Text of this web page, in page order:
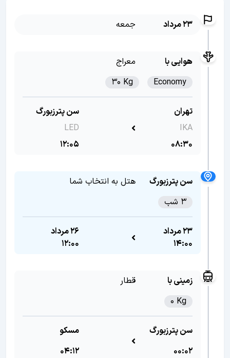
23 مرداد جمعه
هوایی با
معراج
Economy
30 Kg
تهران
IKA
08:30
سن پترزبورگ
LED
12:05
سن پترزبورگ
هتل به انتخاب شما
3 شب
23 مرداد
14:00
26 مرداد
12:00
زمینی با
قطار
0 Kg
سن پترزبورگ
00:02
مسکو
04:12